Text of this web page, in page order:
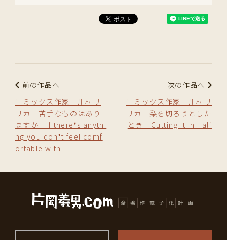
前の作品へ
コミックス作家 川村リ
リカ 苦手なものはあり
ますか If there❜s anythi
ng you don❜t feel comf
ortable with
次の作品へ
コミックス作家 川村リ
リカ 梨を切ろうとした
とき Cutting It In Half